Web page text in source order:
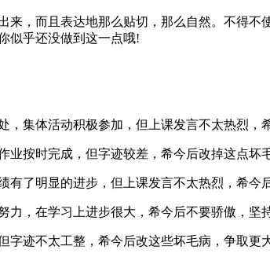
而且表达地那么贴切，那么自然。不得不
似乎还没做到这一点哦!
体活动积极参加，但上课发言不太热烈，
时完成，但字迹较差，希今后改掉这点坏
明显的进步，但上课发言不太热烈，希今
在学习上进步很大，希今后不要骄傲，坚
迹不太工整，希今后改这些坏毛病，争取更大